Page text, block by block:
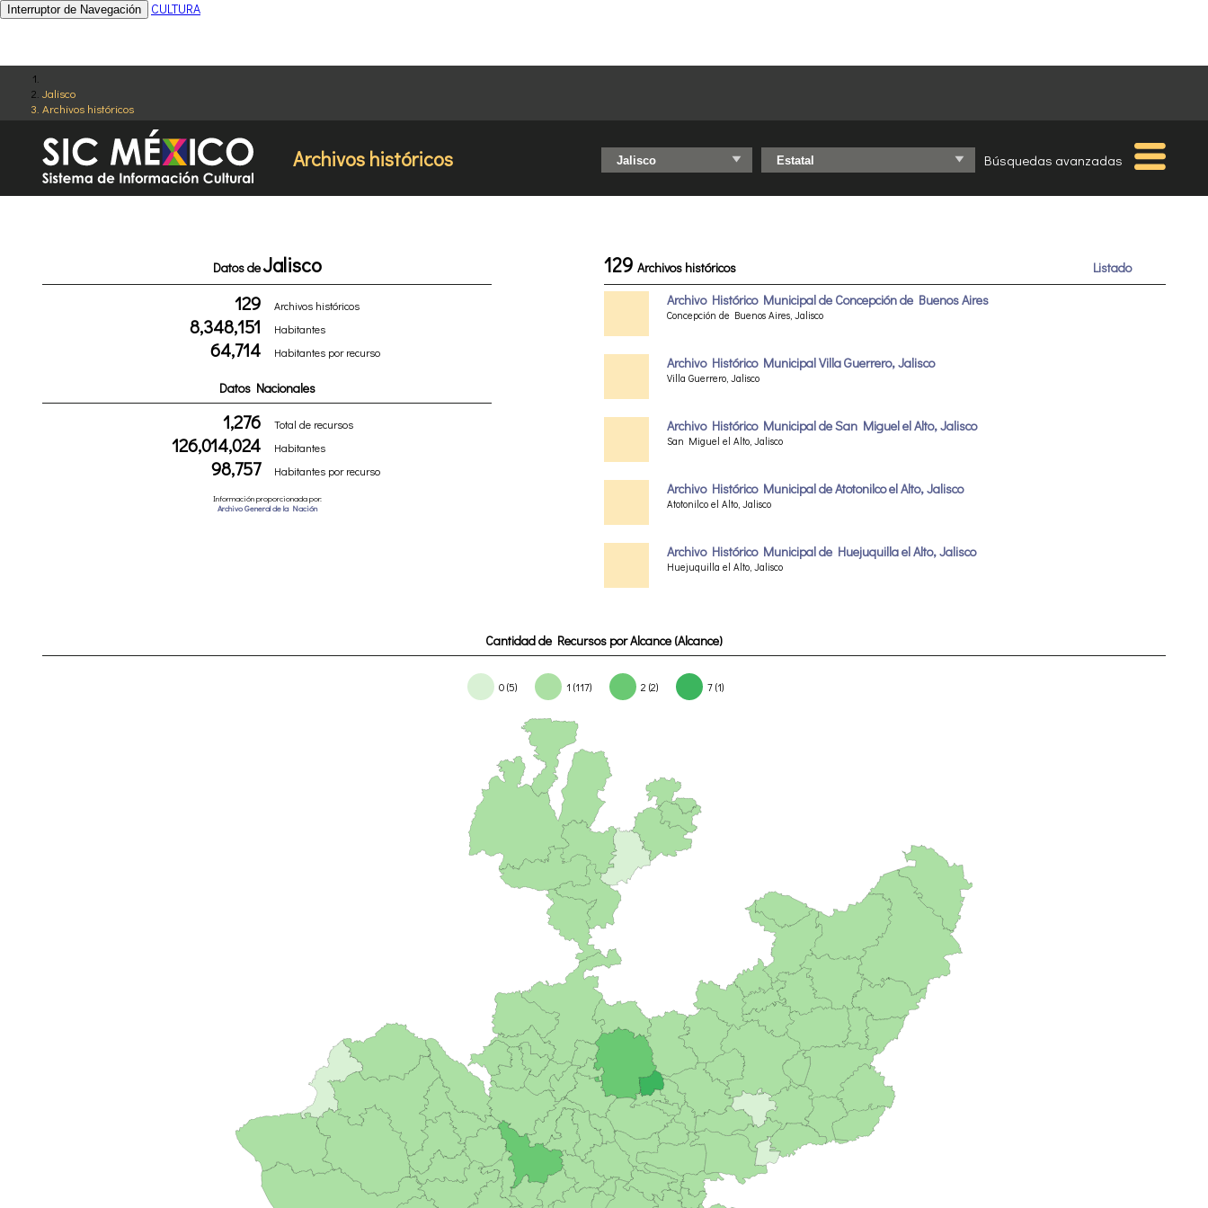
Jalisco
Archivos históricos
Archivos históricos Búsquedas avanzadas
Interruptor de Navegación CULTURA
Datos deJalisco
129 Archivos históricos
8,348,151 Habitantes
64,714 Habitantes por recurso
Datos Nacionales
1,276 Total de recursos
126,014,024 Habitantes
98,757 Habitantes por recurso
Información proporcionada por:
Archivo General de la Nación
129 Archivos históricos
Listado
Archivo Histórico Municipal de Concepción de Buenos Aires
Concepción de Buenos Aires, Jalisco
Archivo Histórico Municipal Villa Guerrero, Jalisco
Villa Guerrero, Jalisco
Archivo Histórico Municipal de San Miguel el Alto, Jalisco
San Miguel el Alto, Jalisco
Archivo Histórico Municipal de Atotonilco el Alto, Jalisco
Atotonilco el Alto, Jalisco
Archivo Histórico Municipal de Huejuquilla el Alto, Jalisco
Huejuquilla el Alto, Jalisco
Cantidad de Recursos por Alcance (Alcance)
0 (5) 1 (117) 2 (2) 7 (1)